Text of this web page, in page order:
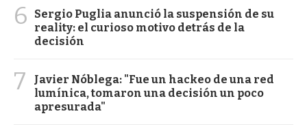
6
Sergio Puglia anunció la suspensión de su
reality: el curioso motivo detrás de la
decisión
7
Javier Nóblega: "Fue un hackeo de una red
lumínica, tomaron una decisión un poco
apresurada"